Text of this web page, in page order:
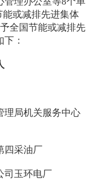
能或减排先进集体
全国节能或减排先
：
局机关服务中心
采油厂
玉环电厂